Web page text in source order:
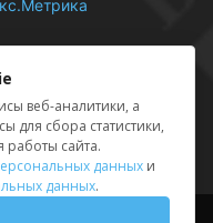
веб-аналитики, а
для сбора статистики,
работы сайта.
данных и
данных.